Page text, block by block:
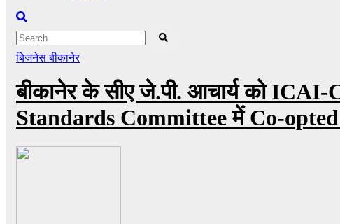
बिजनेसबीकानेर
बीकानेर के सीए जे.पी. आचार्य को
Standards Committee में Co-opted